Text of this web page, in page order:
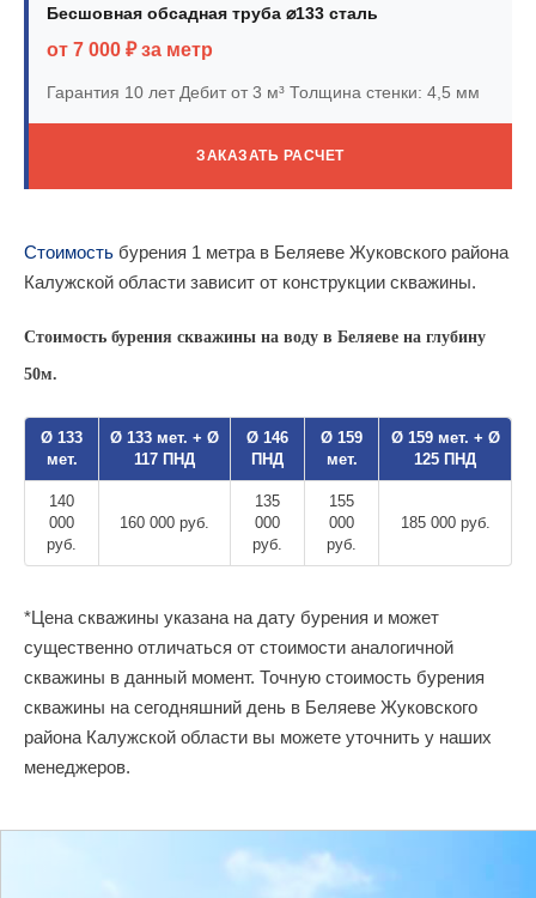
Бесшовная обсадная труба ⌀133 сталь
от 7 000 ₽ за метр
Гарантия 10 летДебит от 3 м³ Толщина стенки: 4,5 мм
ЗАКАЗАТЬ РАСЧЕТ
Стоимость бурения 1 метра в Беляеве Жуковского района
Калужской области зависит от конструкции скважины.
Стоимость бурения скважины на воду в Беляеве на глубину
50м.
Ø 133
мет.
Ø 133 мет. + Ø
117 ПНД
Ø 146
ПНД
Ø 159
мет.
Ø 159 мет. + Ø
125 ПНД
140
000
руб.
160 000 руб.
135
000
руб.
155
000
руб.
185 000 руб.
*Цена скважины указана на дату бурения и может
существенно отличаться от стоимости аналогичной
скважины в данный момент. Точную стоимость бурения
скважины на сегодняшний день в Беляеве Жуковского
района Калужской области вы можете уточнить у наших
менеджеров.